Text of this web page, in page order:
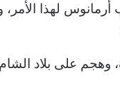
لهذا
على بلاد